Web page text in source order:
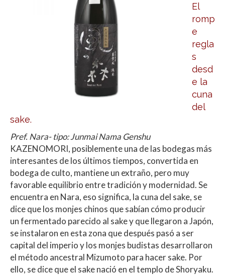
El
romp
e
regla
s
desd
e la
cuna
del
sake.
Pref. Nara- tipo: Junmai Nama Genshu
KAZENOMORI, posiblemente una de las bodegas más
interesantes de los últimos tiempos, convertida en
bodega de culto, mantiene un extraño, pero muy
favorable equilibrio entre tradición y modernidad. Se
encuentra en Nara, eso significa, la cuna del sake, se
dice que los monjes chinos que sabían cómo producir
un fermentado parecido al sake y que llegaron a Japón,
se instalaron en esta zona que después pasó a ser
capital del imperio y los monjes budistas desarrollaron
el método ancestral Mizumoto para hacer sake. Por
ello, se dice que el sake nació en el templo de Shoryaku.